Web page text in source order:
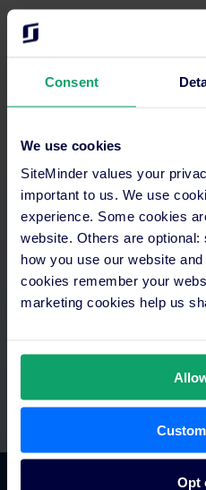
Consent
We use cookies
SiteMinder values your
important to us. We use
experience. Some cookies
website. Others are
how you use our website
cookies remember your
marketing cookies help us
Opt
มั่นใจในการขายทุกห้อง อัปเด
จัดการเวลาได้อย่างคุ้
เข้าถึงทุกอย่างได้จากที่เดียว ตั้
เชื่อมต่อกับเทคโนโลยีที่คุณมี